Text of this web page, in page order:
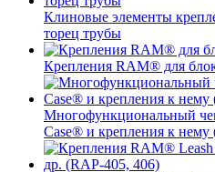
Клиновые элементы
торец трубы
Крепления RAM® для
Многофункциональный
Case® и крепления к нему